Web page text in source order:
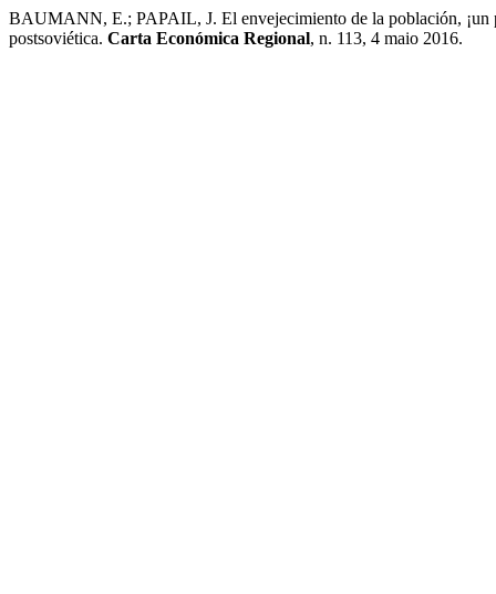
BAUMANN, E.; PAPAIL, J. El envejecimiento de la población, ¡un
postsoviética. Carta Económica Regional, n. 113, 4 maio 2016.